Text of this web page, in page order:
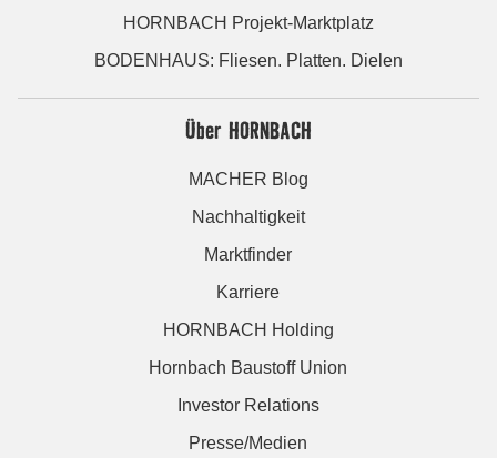
HORNBACH Projekt-Marktplatz
BODENHAUS: Fliesen. Platten. Dielen
Über HORNBACH
MACHER Blog
Nachhaltigkeit
Marktfinder
Karriere
HORNBACH Holding
Hornbach Baustoff Union
Investor Relations
Presse/Medien